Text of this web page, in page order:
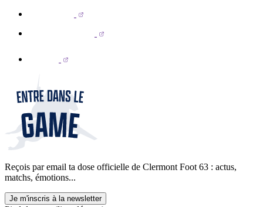
Reçois par email ta dose officielle de Clermont Foot 63 : actus,
matchs, émotions...
Je m'inscris à la newsletter